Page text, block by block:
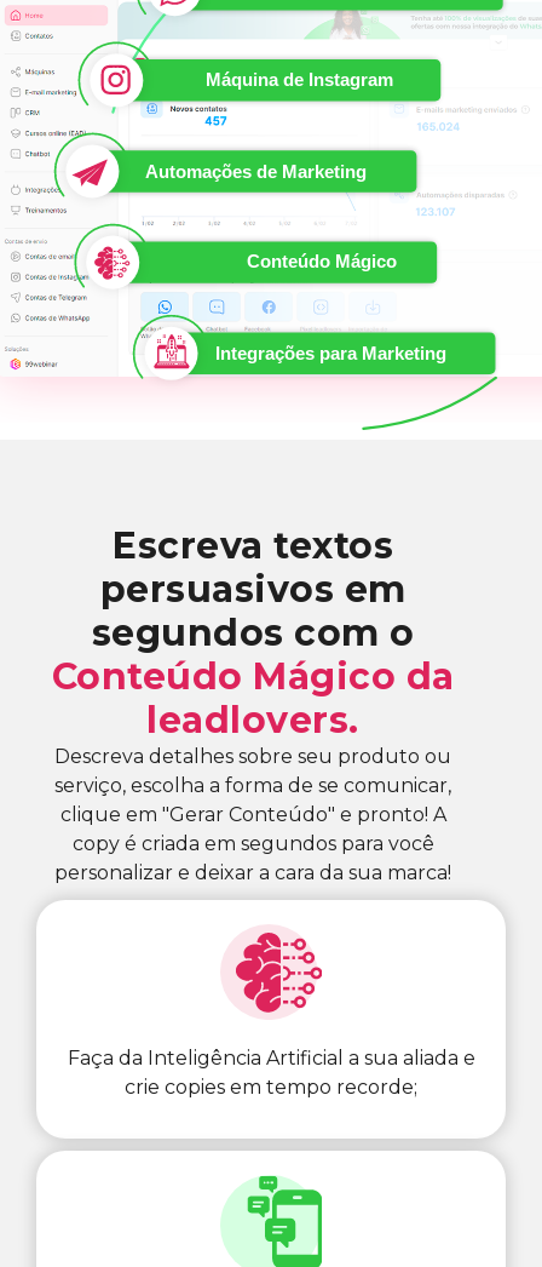
Escreva textos
persuasivos em
segundos com o
Conteúdo Mágico da
leadlovers.
Descreva detalhes sobre seu produto ou
serviço, escolha a forma de se comunicar,
clique em "Gerar Conteúdo" e pronto! A
copy é criada em segundos para você
personalizar e deixar a cara da sua marca!
Faça da Inteligência Artificial a sua aliada e
crie copies em tempo recorde;